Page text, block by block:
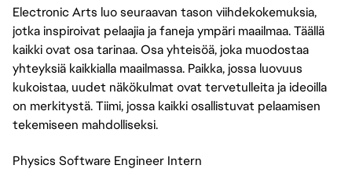
Electronic Arts luo seuraavan tason viihdekokemuksia,
jotka inspiroivat pelaajia ja faneja ympäri maailmaa. Täällä
kaikki ovat osa tarinaa. Osa yhteisöä, joka muodostaa
yhteyksiä kaikkialla maailmassa. Paikka, jossa luovuus
kukoistaa, uudet näkökulmat ovat tervetulleita ja ideoilla
on merkitystä. Tiimi, jossa kaikki osallistuvat pelaamisen
tekemiseen mahdolliseksi.
Physics Software Engineer Intern